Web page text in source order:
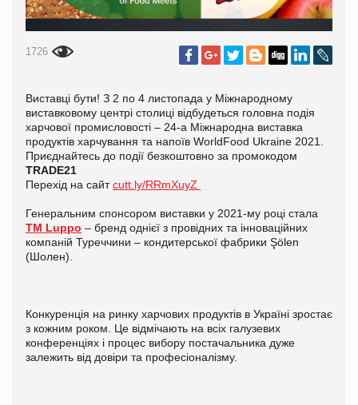
1726
Виставці бути! З 2 по 4 листопада у Міжнародному
виставковому центрі столиці відбудеться головна подія
харчової промисловості – 24-а Міжнародна виставка
продуктів харчування та напоїв WorldFood Ukraine 2021.
Приєднайтесь до події безкоштовно за промокодом
TRADE21
Перехід на сайтcutt.ly/RRmXuyZ
Генеральним спонсором виставки у 2021-му році стала
ТМ Luppo – бренд однієї з провідних та інноваційних
компаній Туреччини – кондитерської фабрики Şölen
(Шолен).
Конкуренція на ринку харчових продуктів в Україні зростає
з кожним роком. Це відмічають на всіх галузевих
конференціях і процес вибору постачальника дуже
залежить від довіри та професіоналізму.